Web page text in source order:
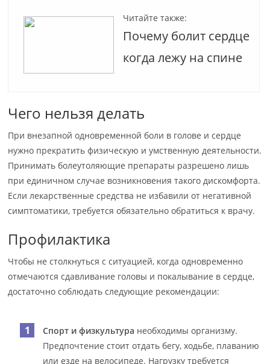
Читайте также:
Почему болит сердце
когда лежу на спине
Чего нельзя делать
При внезапной одновременной боли в голове и сердце
нужно прекратить физическую и умственную деятельности.
Принимать болеутоляющие препараты разрешено лишь
при единичном случае возникновения такого дискомфорта.
Если лекарственные средства не избавили от негативной
симптоматики, требуется обязательно обратиться к врачу.
Профилактика
Чтобы не столкнуться с ситуацией, когда одновременно
отмечаются сдавливание головы и покалывание в сердце,
достаточно соблюдать следующие рекомендации:
Спорт и физкультура необходимы организму.
Предпочтение стоит отдать бегу, ходьбе, плаванию
или езде на велосипеде. Нагрузку требуется